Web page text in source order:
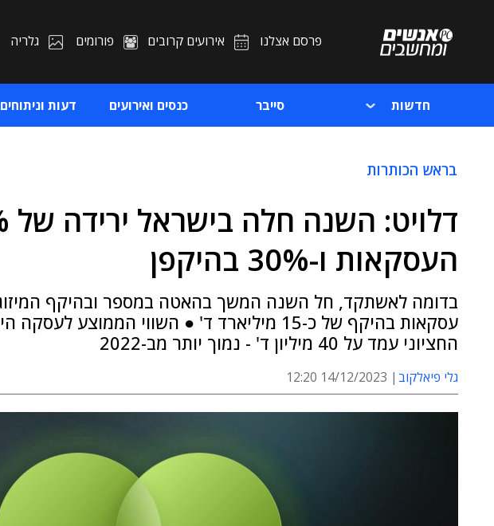
פרסם אצלנו אירועים קרובים פורומים גלריה
חדשות סייבר כנסים ואירועים דעות וניתוחים
בראש הכותרות
העסקאות ו-30% בהיקפן
החציוני עמד על 40 מיליון ד' - נמוך יותר מב-2022
גלי פיאלקוב 14/12/2023 12:20